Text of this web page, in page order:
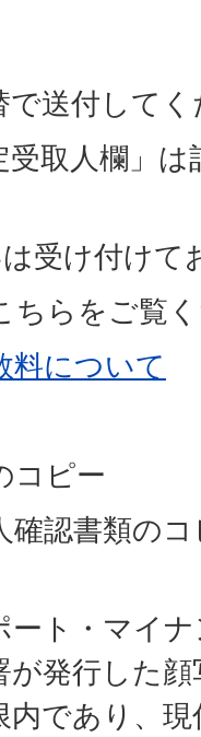
で送付して
受取人欄」
受け付けて
ちらをご覧
料について
コピー
確認書類の
ート・マイ
発行した
内であり、